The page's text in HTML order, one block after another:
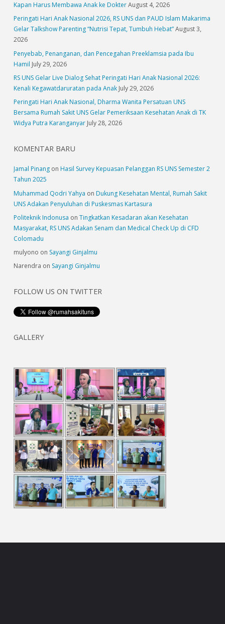
Kapan Harus Membawa Anak ke DokterAugust 4, 2026
Peringati Hari Anak Nasional 2026, RS UNS dan PAUD Islam Makarima
Gelar Talkshow Parenting “Nutrisi Tepat, Tumbuh Hebat”August 3,
2026
Penyebab, Penanganan, dan Pencegahan Preeklamsia pada Ibu
Hamil July 29, 2026
RS UNS Gelar Live Dialog Sehat Peringati Hari Anak Nasional 2026:
Kenali Kegawatdaruratan pada Anak July 29, 2026
Peringati Hari Anak Nasional, Dharma Wanita Persatuan UNS
Bersama Rumah Sakit UNS Gelar Pemeriksaan Kesehatan Anak di TK
Widya Putra Karanganyar July 28, 2026
KOMENTAR BARU
Jamal Pinang on Hasil Survey Kepuasan Pelanggan RS UNS Semester 2
Tahun 2025
Muhammad Qodri Yahya on Dukung Kesehatan Mental, Rumah Sakit
UNS Adakan Penyuluhan di Puskesmas Kartasura
Politeknik Indonusa on Tingkatkan Kesadaran akan Kesehatan
Masyarakat, RS UNS Adakan Senam dan Medical Check Up di CFD
Colomadu
mulyono on Sayangi Ginjalmu
Narendra on Sayangi Ginjalmu
FOLLOW US ON TWITTER
GALLERY